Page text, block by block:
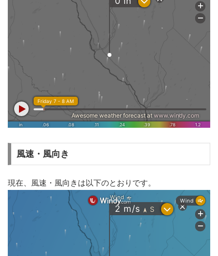
風速・風向き
現在、風速・風向きは以下のとおりです。